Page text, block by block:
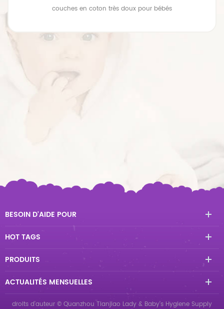
couches en coton très doux pour bébés
BESOIN D'AIDE POUR
HOT TAGS
PRODUITS
ACTUALITÉS MENSUELLES
droits d'auteur © Quanzhou Tianjiao Lady & Baby's Hygiene Supply